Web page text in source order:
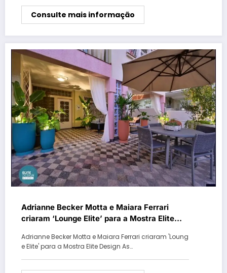
Consulte mais informação
Adrianne Becker Motta e Maiara Ferrari
criaram ‘Lounge Elite’ para a Mostra Elite
Adrianne Becker Motta e Maiara Ferrari criaram 'Loung
e Elite' para a Mostra Elite Design As…